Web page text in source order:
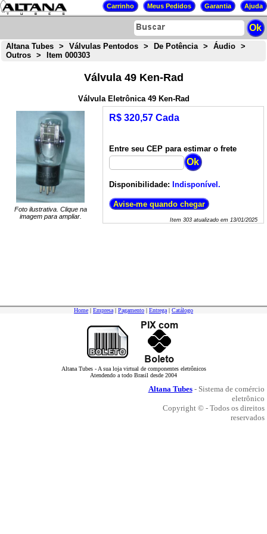
Altana Tubes > Válvulas Pentodos > De Potência > Áudio
>
Outros
> Item 000303
Válvula 49 Ken-Rad
Válvula Eletrônica 49 Ken-Rad
Foto ilustrativa. Clique na
imagem para ampliar.
R$ 320,57 Cada
Entre seu CEP para estimar o frete
Disponibilidade: Indisponível.
Item 303atualizado em 13/01/2025
Home | Empresa | Pagamento | Entrega | Catálogo
Altana Tubes - A sua loja virtual de componentes eletrônicos
Atendendo a todo Brasil desde 2004
Altana Tubes- Sistema de comércio
eletrônico
Copyright © - Todos os direitos
reservados